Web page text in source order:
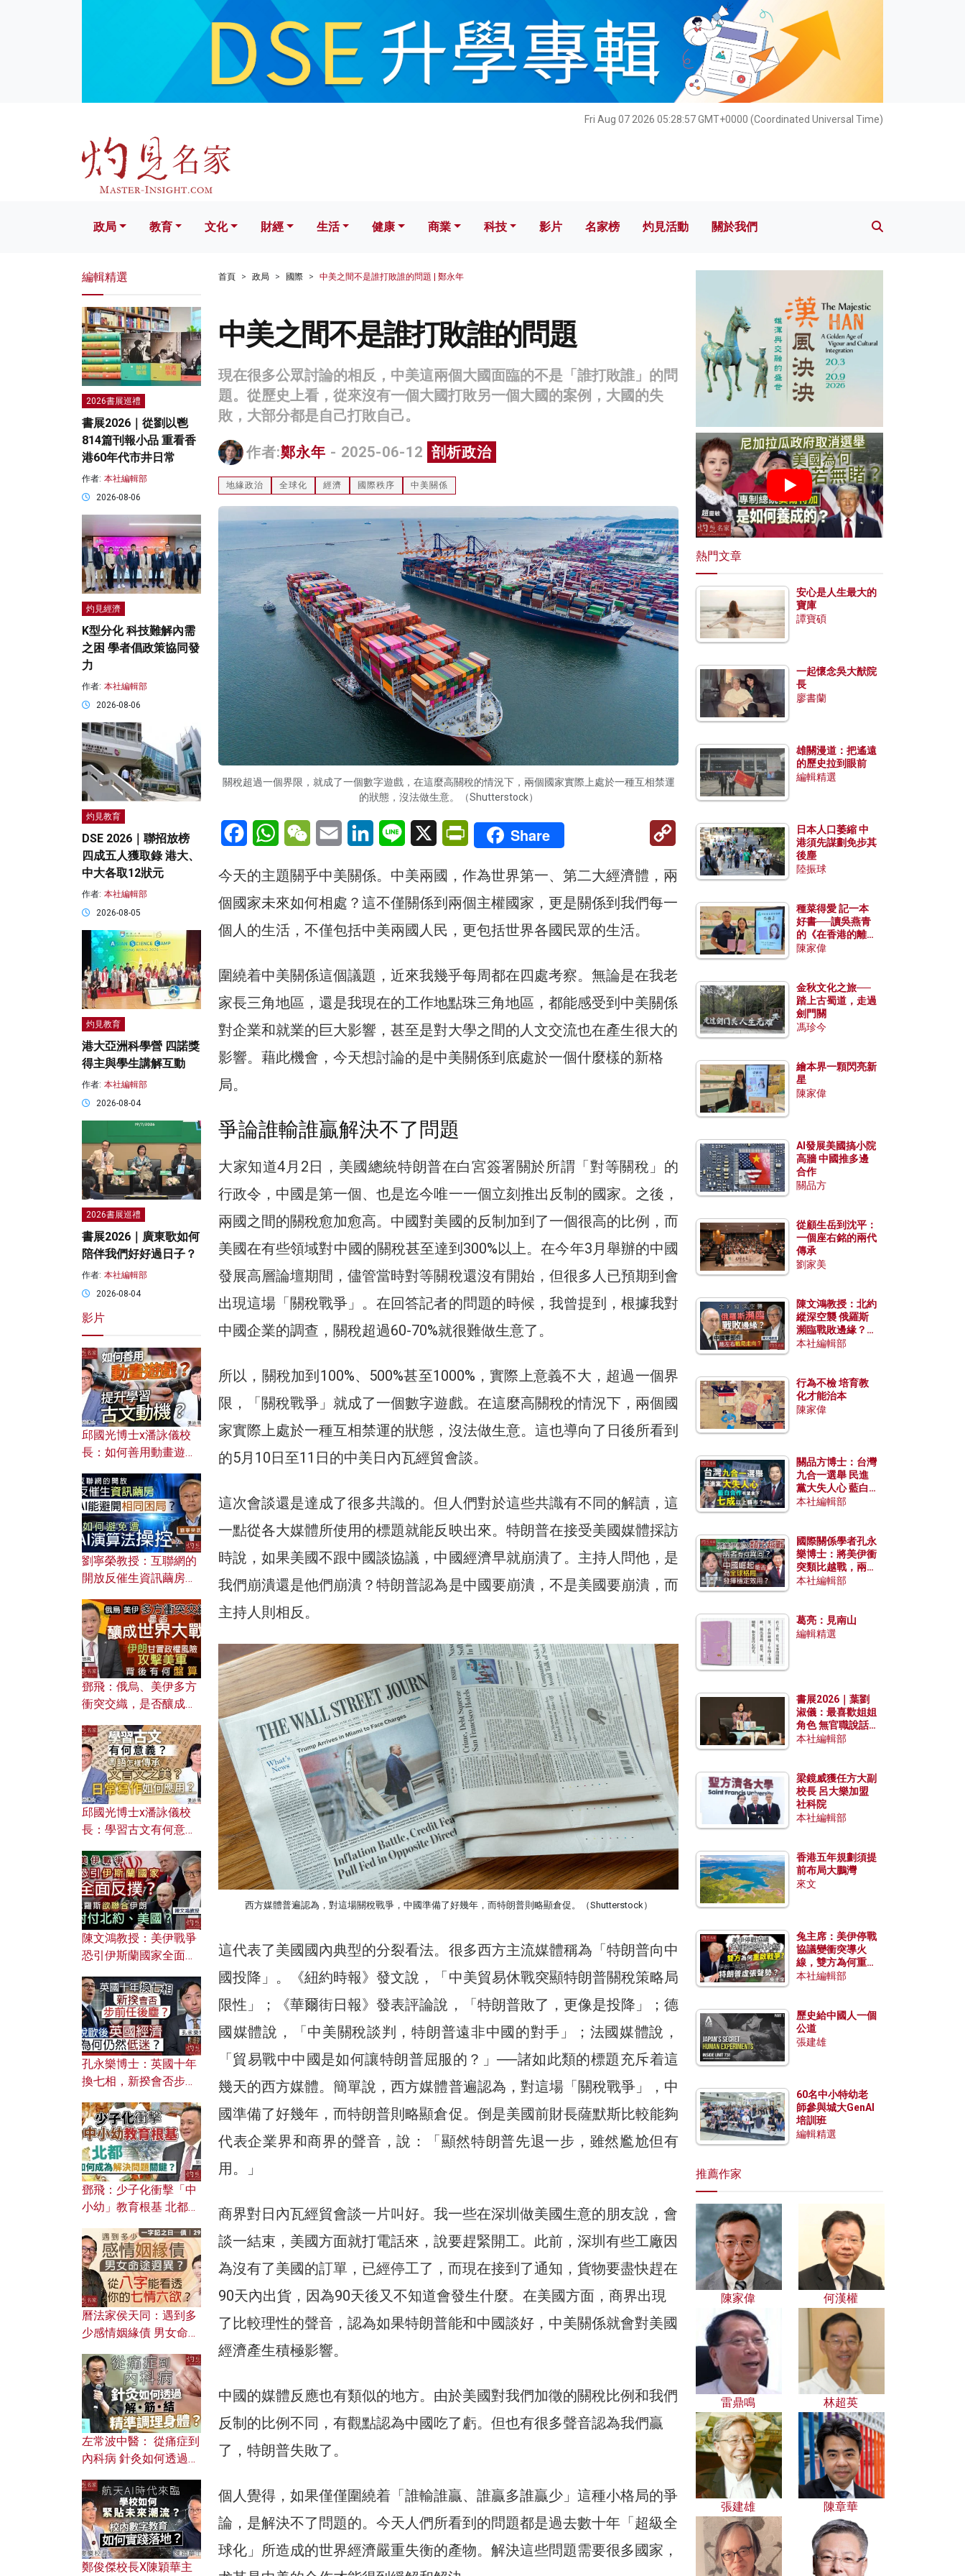
Fri Aug 07 2026 05:28:59 GMT+0000 (Coordinated Universal Time)
文化 財經 生活 健康 科技 影片 名家榜 灼見活動 關於我們
政局 教育 文化 財經 生活 健康 商業 科技 影片 名家榜 灼見活動 關於我們
首頁 政局 國際 中美之間不是誰打敗誰的問題 | 鄭永年
中美之間不是誰打敗誰的問題
現在很多公眾討論的相反，中美這兩個大國面臨的不是「誰打敗誰」的問
題。從歷史上看，從來沒有一個大國打敗另一個大國的案例，大國的失
敗，大部分都是自己打敗自己。
作者:鄭永年 - 2025-06-12 剖析政治
地緣政治 全球化 經濟 國際秩序 中美關係
關稅超過一個界限，就成了一個數字遊戲，在這麼高關稅的情況下，兩個國家實際上處於一種互相禁運
的狀態，沒法做生意。（Shutterstock）
FacebookWhatsAppWeChatEmail LinkedInLine X PrintFriendly
Share
Copy
今天的主題關乎中美關係。中美兩國，作為世界第一、第二大經濟體，兩
個國家未來如何相處？這不僅關係到兩個主權國家，更是關係到我們每一
個人的生活，不僅包括中美兩國人民，更包括世界各國民眾的生活。
圍繞着中美關係這個議題，近來我幾乎每周都在四處考察。無論是在我老
家長三角地區，還是我現在的工作地點珠三角地區，都能感受到中美關係
對企業和就業的巨大影響，甚至是對大學之間的人文交流也在產生很大的
影響。藉此機會，今天想討論的是中美關係到底處於一個什麼樣的新格
局。
爭論誰輸誰贏解決不了問題
大家知道4月2日，美國總統特朗普在白宮簽署關於所謂「對等關稅」的
行政令，中國是第一個、也是迄今唯一一個立刻推出反制的國家。之後，
兩國之間的關稅愈加愈高。中國對美國的反制加到了一個很高的比例，而
美國在有些領域對中國的關稅甚至達到300%以上。在今年3月舉辦的中國
發展高層論壇期間，儘管當時對等關稅還沒有開始，但很多人已預期到會
出現這場「關稅戰爭」。在回答記者的問題的時候，我曾提到，根據我對
中國企業的調查，關稅超過60-70%就很難做生意了。
所以，關稅加到100%、500%甚至1000%，實際上意義不大，超過一個界
限，「關稅戰爭」就成了一個數字遊戲。在這麼高關稅的情況下，兩個國
家實際上處於一種互相禁運的狀態，沒法做生意。這也導向了日後所看到
的5月10日至11日的中美日內瓦經貿會談。
這次會談還是達成了很多共識的。但人們對於這些共識有不同的解讀，這
一點從各大媒體所使用的標題就能反映出來。特朗普在接受美國媒體採訪
時說，如果美國不跟中國談協議，中國經濟早就崩潰了。主持人問他，是
我們崩潰還是他們崩潰？特朗普認為是中國要崩潰，不是美國要崩潰，而
主持人則相反。
西方媒體普遍認為，對這場關稅戰爭，中國準備了好幾年，而特朗普則略顯倉促。（Shutterstock）
這代表了美國國內典型的分裂看法。很多西方主流媒體稱為「特朗普向中
國投降」。《紐約時報》發文說，「中美貿易休戰突顯特朗普關稅策略局
限性」；《華爾街日報》發表評論說，「特朗普敗了，更像是投降」；德
國媒體說，「中美關稅談判，特朗普遠非中國的對手」；法國媒體說，
「貿易戰中中國是如何讓特朗普屈服的？」──諸如此類的標題充斥着這
幾天的西方媒體。簡單說，西方媒體普遍認為，對這場「關稅戰爭」，中
國準備了好幾年，而特朗普則略顯倉促。倒是美國前財長薩默斯比較能夠
代表企業界和商界的聲音，說：「顯然特朗普先退一步，雖然尷尬但有
用。」
商界對日內瓦經貿會談一片叫好。我一些在深圳做美國生意的朋友說，會
談一結束，美國方面就打電話來，說要趕緊開工。此前，深圳有些工廠因
為沒有了美國的訂單，已經停工了，而現在接到了通知，貨物要盡快趕在
90天內出貨，因為90天後又不知道會發生什麼。在美國方面，商界出現
了比較理性的聲音，認為如果特朗普能和中國談好，中美關係就會對美國
經濟產生積極影響。
中國的媒體反應也有類似的地方。由於美國對我們加徵的關稅比例和我們
反制的比例不同，有觀點認為中國吃了虧。但也有很多聲音認為我們贏
了，特朗普失敗了。
個人覺得，如果僅僅圍繞着「誰輸誰贏、誰贏多誰贏少」這種小格局的爭
論，是解決不了問題的。今天人們所看到的問題都是過去數十年「超級全
球化」所造成的世界經濟嚴重失衡的產物。解決這些問題需要很多國家，
編輯精選
2026書展巡禮
書展2026｜從劉以鬯
814篇刊報小品 重看香
港60年代市井日常
作者: 本社編輯部
2026-08-06
灼見經濟
K型分化 科技難解內需
之困 學者倡政策協同發
力
作者: 本社編輯部
2026-08-06
灼見教育
DSE 2026｜聯招放榜
四成五人獲取錄 港大、
中大各取12狀元
作者: 本社編輯部
2026-08-05
灼見教育
港大亞洲科學營 四諾獎
得主與學生講解互動
作者: 本社編輯部
2026-08-04
2026書展巡禮
書展2026｜廣東歌如何
陪伴我們好好過日子？
作者: 本社編輯部
2026-08-04
影片
邱國光博士x潘詠儀校
長：如何善用動畫遊戲
劉寧榮教授：互聯網的
開放反催生資訊繭房，
何避免遭AI演算法操
控？
鄧飛：俄烏、美伊多方
衝突交織，是否釀成世
風險攻擊美軍，背後有
何盤算？
邱國光博士x潘詠儀校
長：學習古文有何意
文之美？ 日常寫作如何
應用？
陳文鴻教授：美伊戰爭
恐引伊斯蘭國家全面反
對付北約美國？
孔永樂博士：英國十年
換七相，新揆會否步前
濟為何仍然低迷？
鄧飛：少子化衝擊「中
小幼」教育根基 北都如
曆法家侯天同：遇到多
少感情姻緣債 男女命途
的七情六欲？
左常波中醫： 從痛症到
內科病 針灸如何透過解
鄭俊傑校長X陳穎華主
熱門文章
安心是人生最大的
寶庫
譚寶碩
一起懷念吳大猷院
長
廖書蘭
雄關漫道：把遙遠
的歷史拉到眼前
編輯精選
日本人口萎縮 中
港須先謀劃免步其
後塵
陸振球
種菜得愛 記一本
好書──讀吳燕青
的《在香港的離島
種菜》
陳家偉
金秋文化之旅──
踏上古蜀道，走過
劍門關
馮珍今
繪本界一顆閃亮新
星
陳家偉
AI發展美國搞小院
高牆 中國推多邊
合作
關品方
從顧生岳到沈平：
一個座右銘的兩代
傳承
劉家美
陳文鴻教授：北約
縱深空襲 俄羅斯
瀕臨戰敗邊緣？中
國零部件能左右戰
本社編輯部
行為不檢 培育教
化才能治本
陳家偉
關品方博士：台灣
九合一選舉 民進
黨大失人心 藍白
合作有望拿下七成
本社編輯部
國際關係學者孔永
樂博士：將美伊衝
突類比越戰，兩者
有何異同？中國崛
本社編輯部
葛亮：見南山
編輯精選
書展2026｜葉劉
淑儀：最喜歡姐姐
角色 無官職說話
包袱少
本社編輯部
梁鏡威獲任方大副
校長 呂大樂加盟
社科院
本社編輯部
香港五年規劃須提
前布局大鵬灣
來文
兔主席：美伊停戰
協議變衝突導火
線，雙方為何重啟
戰爭？伊朗一早洞
本社編輯部
歷史給中國人一個
公道
張建雄
60名中小特幼老
師參與城大GenAI
培訓班
編輯精選
推薦作家
陳家偉 何漢權
雷鼎鳴 林超英
張建雄 陳章華